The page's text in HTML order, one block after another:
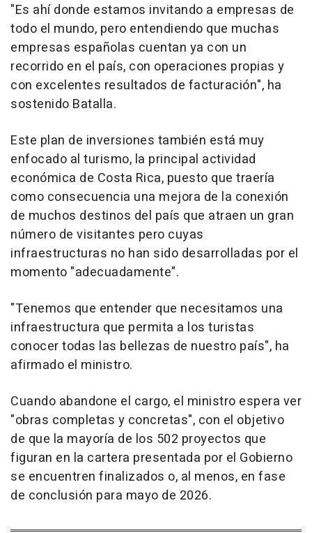
"Es ahí donde estamos invitando a empresas de
todo el mundo, pero entendiendo que muchas
empresas españolas cuentan ya con un
recorrido en el país, con operaciones propias y
con excelentes resultados de facturación", ha
sostenido Batalla.
Este plan de inversiones también está muy
enfocado al turismo, la principal actividad
económica de Costa Rica, puesto que traería
como consecuencia una mejora de la conexión
de muchos destinos del país que atraen un gran
número de visitantes pero cuyas
infraestructuras no han sido desarrolladas por el
momento "adecuadamente".
"Tenemos que entender que necesitamos una
infraestructura que permita a los turistas
conocer todas las bellezas de nuestro país", ha
afirmado el ministro.
Cuando abandone el cargo, el ministro espera ver
"obras completas y concretas", con el objetivo
de que la mayoría de los 502 proyectos que
figuran en la cartera presentada por el Gobierno
se encuentren finalizados o, al menos, en fase
de conclusión para mayo de 2026.